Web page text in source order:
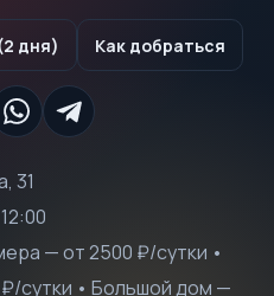
дня) Как добраться
31
— от 2500 ₽/сутки •
сутки • Большой дом —